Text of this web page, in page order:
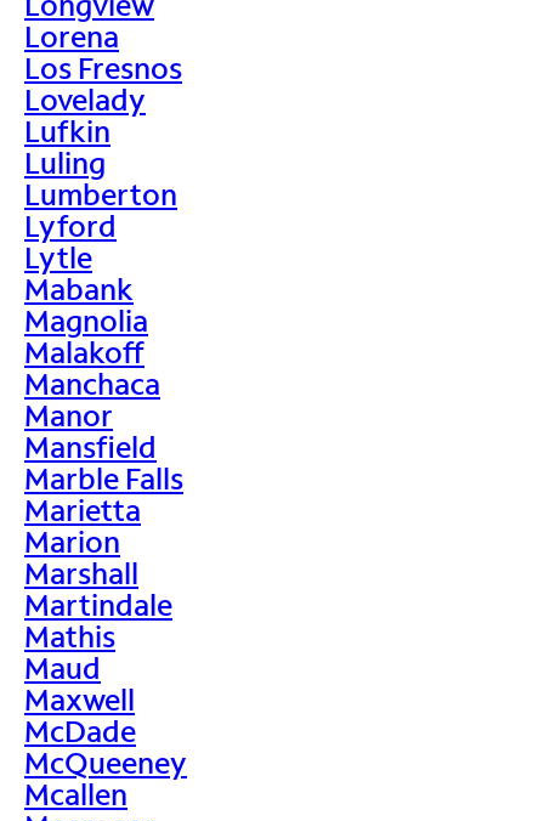
Lorena
Los Fresnos
Lovelady
Lufkin
Luling
Lumberton
Lyford
Lytle
Mabank
Magnolia
Malakoff
Manchaca
Manor
Mansfield
Marble Falls
Marietta
Marion
Marshall
Martindale
Mathis
Maud
Maxwell
McDade
McQueeney
Mcallen